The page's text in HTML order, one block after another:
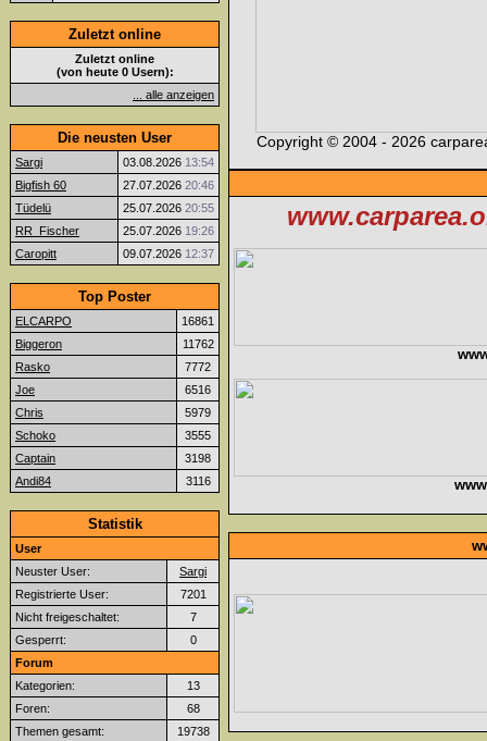
Zuletzt online
Zuletzt online
(von heute 0 Usern):
... alle anzeigen
Die neusten User
Sargi 03.08.2026 13:54
Bigfish 60
27.07.2026 20:46
Tüdelü
25.07.2026 20:55
RR_Fischer
25.07.2026 19:26
Caropitt
09.07.2026 12:37
Top Poster
ELCARPO
16861
Biggeron
11762
Rasko
7772
Joe
6516
Chris
5979
Schoko
3555
Captain
3198
Andi84
3116
Statistik
User
Neuster User:
Sargi
Registrierte User:
7201
Nicht freigeschaltet:
7
Gesperrt:
0
Forum
Kategorien:
13
Foren:
68
Themen gesamt:
19738
Copyright © 2004 - 2026